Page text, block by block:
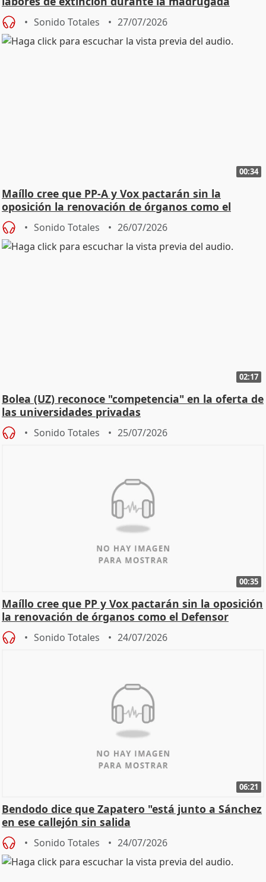
Sonido Totales 27/07/2026
00:34
Maíllo cree que PP-A y Vox pactarán sin la
oposición la renovación de órganos como el
Defensor
Sonido Totales 26/07/2026
02:17
Bolea (UZ) reconoce "competencia" en la oferta de
las universidades privadas
Sonido Totales 25/07/2026
00:35
Maíllo cree que PP y Vox pactarán sin la oposición
la renovación de órganos como el Defensor
Sonido Totales 24/07/2026
06:21
Bendodo dice que Zapatero "está junto a Sánchez
en ese callejón sin salida
Sonido Totales 24/07/2026